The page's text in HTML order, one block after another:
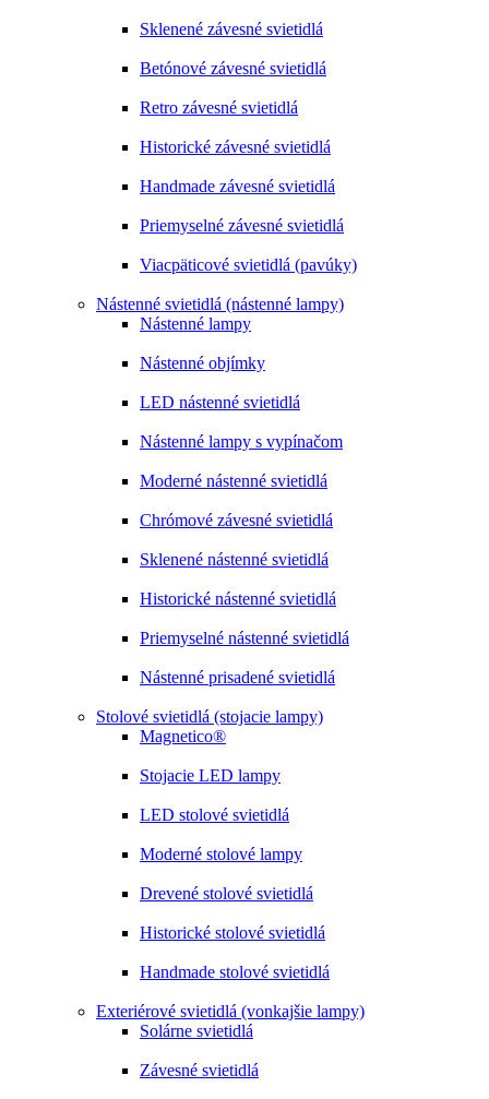
Sklenené závesné svietidlá
Betónové závesné svietidlá
Retro závesné svietidlá
Historické závesné svietidlá
Handmade závesné svietidlá
Priemyselné závesné svietidlá
Viacpäticové svietidlá (pavúky)
Nástenné svietidlá (nástenné lampy)
Nástenné lampy
Nástenné objímky
LED nástenné svietidlá
Nástenné lampy s vypínačom
Moderné nástenné svietidlá
Chrómové závesné svietidlá
Sklenené nástenné svietidlá
Historické nástenné svietidlá
Priemyselné nástenné svietidlá
Nástenné prisadené svietidlá
Stolové svietidlá (stojacie lampy)
Magnetico®
Stojacie LED lampy
LED stolové svietidlá
Moderné stolové lampy
Drevené stolové svietidlá
Historické stolové svietidlá
Handmade stolové svietidlá
Exteriérové svietidlá (vonkajšie lampy)
Solárne svietidlá
Závesné svietidlá